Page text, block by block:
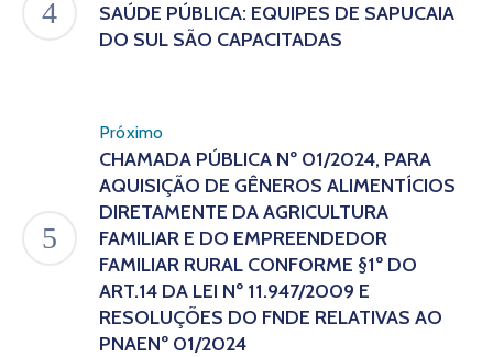
SAÚDE PÚBLICA: EQUIPES DE SAPUCAIA
DO SUL SÃO CAPACITADAS
Próximo
CHAMADA PÚBLICA Nº 01/2024, PARA
AQUISIÇÃO DE GÊNEROS ALIMENTÍCIOS
DIRETAMENTE DA AGRICULTURA
FAMILIAR E DO EMPREENDEDOR
FAMILIAR RURAL CONFORME §1º DO
ART.14 DA LEI Nº 11.947/2009 E
RESOLUÇÕES DO FNDE RELATIVAS AO
PNAENº 01/2024